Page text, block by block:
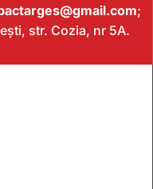
;
str. Cozia, nr 5A.